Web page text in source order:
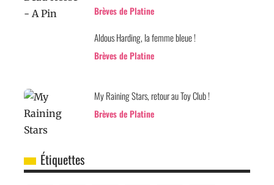
Brèves de Platine
Aldous Harding, la femme bleue !
Brèves de Platine
My Raining Stars, retour au Toy Club !
Brèves de Platine
Étiquettes